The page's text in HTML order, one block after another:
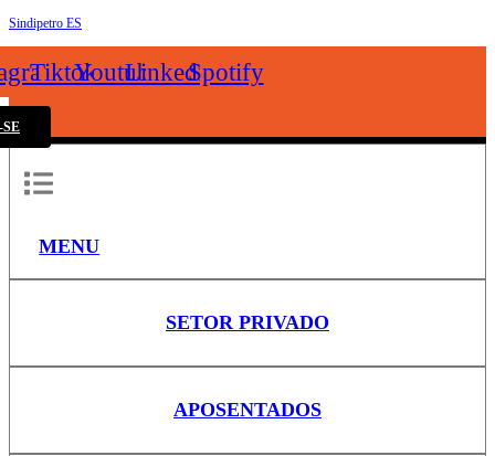
Sindipetro ES
TiktokYoutubeLinkedinSpotify
MENU
SETOR PRIVADO
APOSENTADOS